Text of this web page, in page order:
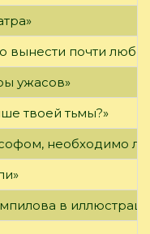
вынести почти
ужасов»
твоей тьмы?»
необходимо
в